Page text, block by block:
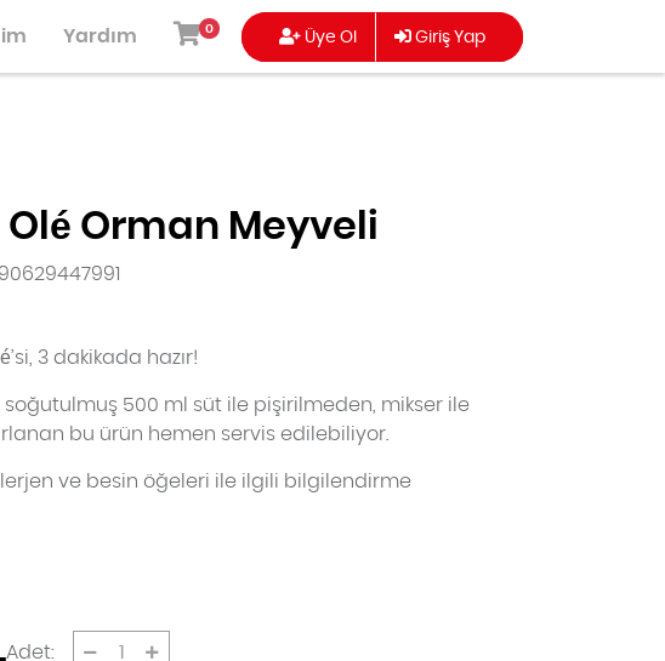
SERISI
Yardım 0 Üye Ol Giriş Yap
Orman Meyveli
3 dakikada hazır!
soğutulmuş 500 ml süt ile pişirilmeden, mikser ile
bu ürün hemen servis edilebiliyor.
ve besin öğeleri ile ilgili bilgilendirme
Adet: